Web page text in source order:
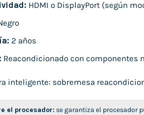
HDMI o DisplayPort (según
2 años
Reacondicionado con componentes
inteligente: sobremesa
el procesador: se garantiza el procesador